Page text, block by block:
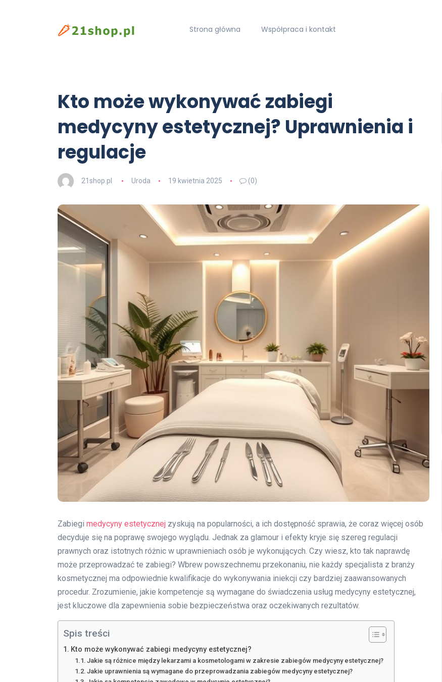
Strona główna Współpraca i kontakt
Kto może wykonywać zabiegi
medycyny estetycznej? Uprawnienia i
regulacje
21shop.pl Uroda 19 kwietnia 2025 (0)
Zabiegi medycyny estetycznej zyskują na popularności, a ich dostępność sprawia, że coraz więcej osób
decyduje się na poprawę swojego wyglądu. Jednak za glamour i efekty kryje się szereg regulacji
prawnych oraz istotnych różnic w uprawnieniach osób je wykonujących. Czy wiesz, kto tak naprawdę
może przeprowadzać te zabiegi? Wbrew powszechnemu przekonaniu, nie każdy specjalista z branży
kosmetycznej ma odpowiednie kwalifikacje do wykonywania iniekcji czy bardziej zaawansowanych
procedur. Zrozumienie, jakie kompetencje są wymagane do świadczenia usług medycyny estetycznej,
jest kluczowe dla zapewnienia sobie bezpieczeństwa oraz oczekiwanych rezultatów.
Spis treści
Kto może wykonywać zabiegi medycyny estetycznej?
Jakie są różnice między lekarzami a kosmetologami w zakresie zabiegów medycyny estetycznej?
Jakie uprawnienia są wymagane do przeprowadzania zabiegów medycyny estetycznej?